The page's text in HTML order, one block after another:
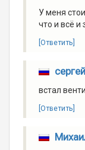
У меня
что и всё и
[Ответить]
сергей
встал
[Ответить]